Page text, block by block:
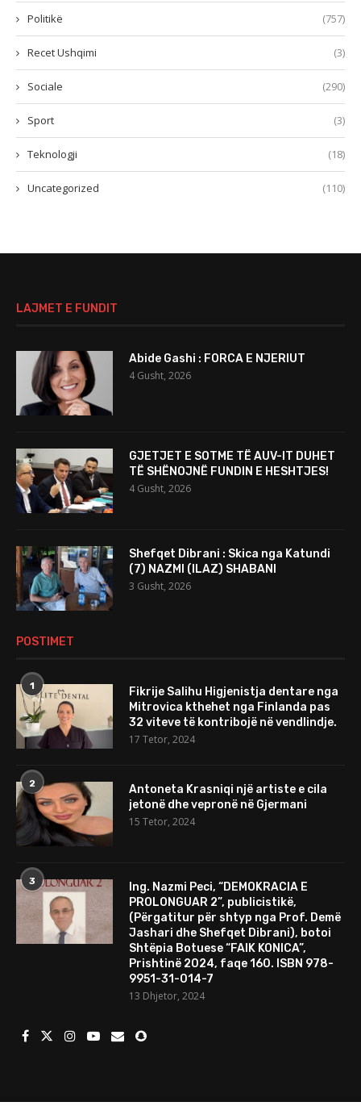
Politikë (757)
Recet Ushqimi (3)
Sociale (290)
Sport (3)
Teknologji (18)
Uncategorized (110)
LAJMET E FUNDIT
Abide Gashi : FORCA E NJERIUT
4 Gusht, 2026
GJETJET E SOTME TË AUV-IT DUHET
TË SHËNOJNË FUNDIN E HESHTJES!
4 Gusht, 2026
Shefqet Dibrani : Skica nga Katundi
(7) NAZMI (ILAZ) SHABANI
3 Gusht, 2026
POSTIMET
1
Fikrije Salihu Higjenistja dentare nga
Mitrovica kthehet nga Finlanda pas
32 viteve të kontribojë në vendlindje.
17 Tetor, 2024
2
Antoneta Krasniqi një artiste e cila
jetonë dhe vepronë në Gjermani
15 Tetor, 2024
3
Ing. Nazmi Peci, “DEMOKRACIA E
PROLONGUAR 2”, publicistikë,
(Përgatitur për shtyp nga Prof. Demë
Jashari dhe Shefqet Dibrani), botoi
Shtëpia Botuese “FAIK KONICA”,
Prishtinë 2024, faqe 160. ISBN 978-
9951-31-014-7
13 Dhjetor, 2024